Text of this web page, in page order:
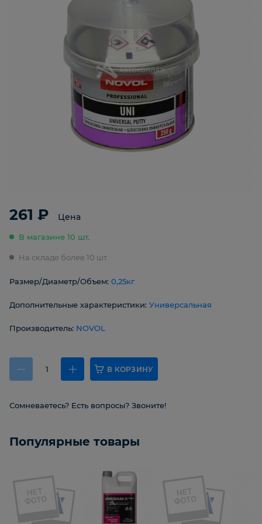
261 ₽ Цена
В магазине 10 шт.
На складе более 10 шт.
Размер/Диаметр/Объем: 0,25кг
Дополнительные характеристики: Универсальная
Производитель: NOVOL
В КОРЗИНУ
Сомневаетесь? Есть вопросы? Звоните!
Популярные товары